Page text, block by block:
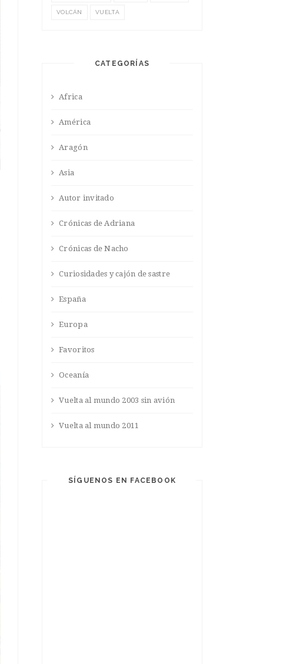
VOLCÁN VUELTA
CATEGORÍAS
Africa
América
Aragón
Asia
Autor invitado
Crónicas de Adriana
Crónicas de Nacho
Curiosidades y cajón de sastre
España
Europa
Favoritos
Oceanía
Vuelta al mundo 2003 sin avión
Vuelta al mundo 2011
SÍGUENOS EN FACEBOOK